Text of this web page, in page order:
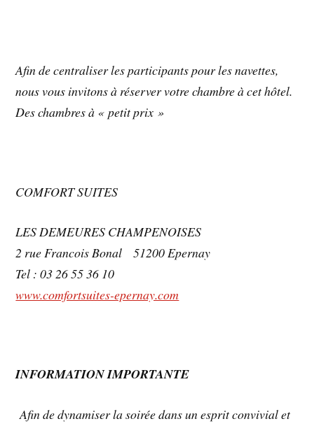
Afin de centraliser les participants pour les navettes,
nous vous invitons à réserver votre chambre à cet hôtel.
Des chambres à « petit prix »
COMFORT SUITES
LES DEMEURES CHAMPENOISES
2 rue Francois Bonal 51200 Epernay
Tel : 03 26 55 36 10
www.comfortsuites-epernay.com
INFORMATION IMPORTANTE
Afin de dynamiser la soirée dans un esprit convivial et